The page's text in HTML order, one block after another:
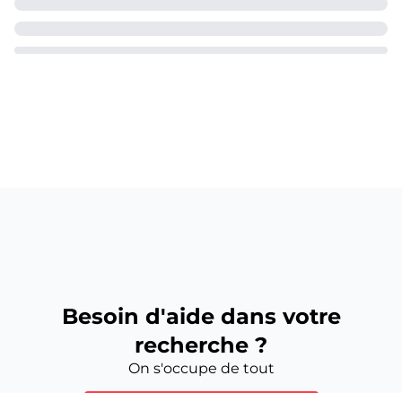
Besoin d'aide dans votre
recherche ?
On s'occupe de tout